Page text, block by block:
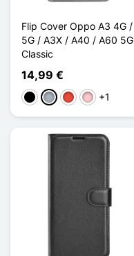
Flip Cover Oppo A3 4G /
5G / A3X / A40 / A60 5G
Classic
14,99 €
Negro
Gris RojoRosa+1